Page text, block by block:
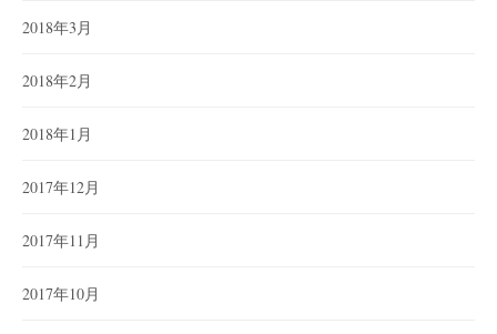
2018年3月
2018年2月
2018年1月
2017年12月
2017年11月
2017年10月